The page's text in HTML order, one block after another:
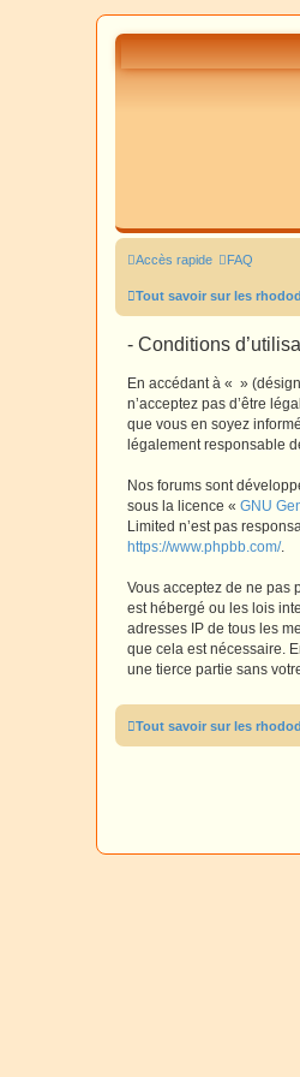
Accès rapide FAQ
Tout savoir sur les
- Conditions
En accédant à « »
n’acceptez pas d’être
que vous en soyez
légalement responsable
Nos forums sont
sous la licence « GNU
Limited n’est pas
https://www.phpbb.com/.
Vous acceptez de ne pas
est hébergé ou les lois
adresses IP de tous les
que cela est nécessaire.
une tierce partie sans
Tout savoir sur les